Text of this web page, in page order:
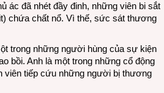
ác đã nhét đầy đinh, những viên bi sắt
chứa chất nổ. Vì thế, sức sát thương
trong những người hùng của sự kiện
bồi. Anh là một trong những cổ động
viên tiếp cứu những người bị thương